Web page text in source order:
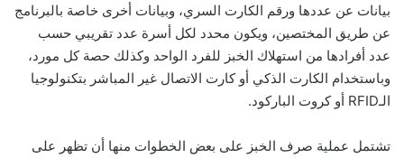
بيانات عن عددها ورقم الكارت السري، وبيانات أخرى خاصة بالبرنامج
عن طريق المختصين، ويكون محدد لكل أسرة عدد تقريبي حسب
عدد أفرادها من استهلاك الخبز للفرد الواحد وكذلك حصة كل مورد،
وباستخدام الكارت الذكي أو كارت الاتصال غير المباشر بتكنولوجيا
الـRFID أو كروت الباركود.
تشتمل عملية صرف الخبز على بعض الخطوات منها أن تظهر على